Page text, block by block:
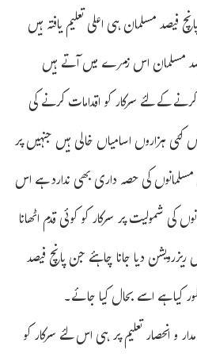
مسلمان ہی اعلی تعلیم یافتہ ہیں
مسلمان اس زمرے میں آتے ہیں
کے لئے سرکار کو اقدامات کرنے کی
کئی ہزاروں اسامیاں خالی ہیں جنہیں پر
مسلمانوں کی حصہ داری بھی ندارد ہے اس
کی شمولیت پر سرکار کو کوئی قدم اٹھانا
ریزرویشن دیا جانا چاہئے جن پانچ فیصد
کیا ہے اسے بحال کیا جا ئے۔
و انحصار تعلیم پر ہی اس لئے سرکار کو